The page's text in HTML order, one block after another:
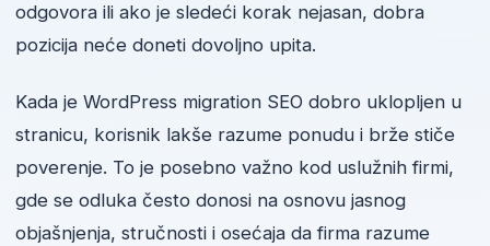
odgovora ili ako je sledeći korak nejasan, dobra
pozicija neće doneti dovoljno upita.
Kada je WordPress migration SEO dobro uklopljen u
stranicu, korisnik lakše razume ponudu i brže stiče
poverenje. To je posebno važno kod uslužnih firmi,
gde se odluka često donosi na osnovu jasnog
objašnjenja, stručnosti i osećaja da firma razume